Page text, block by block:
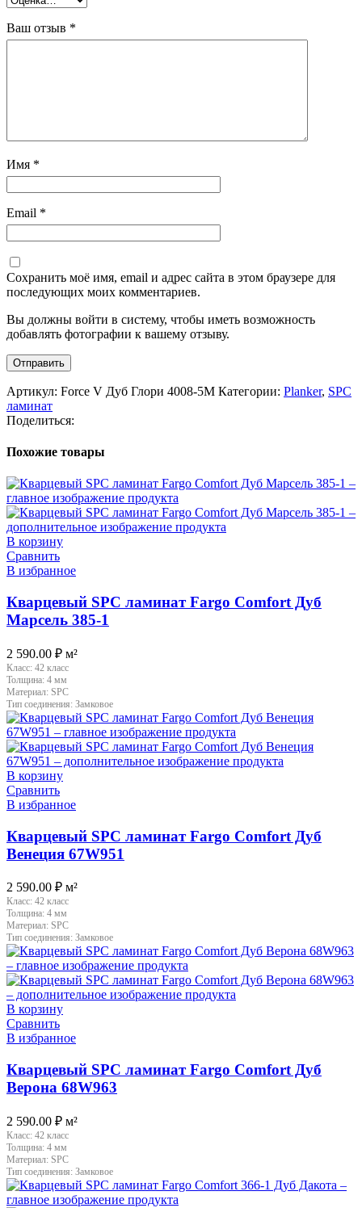
Ваш отзыв *
Имя *
Email *
Сохранить моё имя, email и адрес сайта в этом браузере для
последующих моих комментариев.
Вы должны войти в систему, чтобы иметь возможность
добавлять фотографии к вашему отзыву.
Артикул: Force V Дуб Глори 4008-5М Категории: Planker, SPC
ламинат
Поделиться:
Похожие товары
В корзину
Сравнить
В избранное
Кварцевый SPC ламинат Fargo Comfort Дуб
Марсель 385-1
2 590.00 ₽ м²
Класс: 42 класс
Толщина: 4 мм
Материал: SPC
Тип соединения: Замковое
В корзину
Сравнить
В избранное
Кварцевый SPC ламинат Fargo Comfort Дуб
Венеция 67W951
2 590.00 ₽ м²
Класс: 42 класс
Толщина: 4 мм
Материал: SPC
Тип соединения: Замковое
В корзину
Сравнить
В избранное
Кварцевый SPC ламинат Fargo Comfort Дуб
Верона 68W963
2 590.00 ₽ м²
Класс: 42 класс
Толщина: 4 мм
Материал: SPC
Тип соединения: Замковое